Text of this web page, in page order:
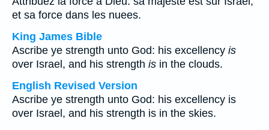
et sa force dans les nuees.
King James Bible
Ascribe ye strength unto God: his excellency is
over Israel, and his strength is in the clouds.
English Revised Version
Ascribe ye strength unto God: his excellency is
over Israel, and his strength is in the skies.